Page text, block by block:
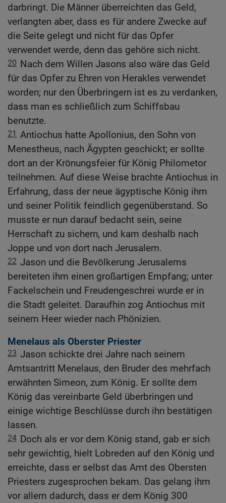
darbringt. Die Männer überreichten das Geld,
verlangten aber, dass es für andere Zwecke auf
die Seite gelegt und nicht für das Opfer
verwendet werde, denn das gehöre sich nicht.
20 Nach dem Willen Jasons also wäre das Geld
für das Opfer zu Ehren von Herakles verwendet
worden; nur den Überbringern ist es zu verdanken,
dass man es schließlich zum Schiffsbau
benutzte.
21 Antiochus hatte Apollonius, den Sohn von
Menestheus, nach Ägypten geschickt; er sollte
dort an der Krönungsfeier für König Philometor
teilnehmen. Auf diese Weise brachte Antiochus in
Erfahrung, dass der neue ägyptische König ihm
und seiner Politik feindlich gegenüberstand. So
musste er nun darauf bedacht sein, seine
Herrschaft zu sichern, und kam deshalb nach
Joppe und von dort nach Jerusalem.
22 Jason und die Bevölkerung Jerusalems
bereiteten ihm einen großartigen Empfang; unter
Fackelschein und Freudengeschrei wurde er in
die Stadt geleitet. Daraufhin zog Antiochus mit
seinem Heer wieder nach Phönizien.
Menelaus als Oberster Priester
23 Jason schickte drei Jahre nach seinem
Amtsantritt Menelaus, den Bruder des mehrfach
erwähnten Simeon, zum König. Er sollte dem
König das vereinbarte Geld überbringen und
einige wichtige Beschlüsse durch ihn bestätigen
lassen.
24 Doch als er vor dem König stand, gab er sich
sehr gewichtig, hielt Lobreden auf den König und
erreichte, dass er selbst das Amt des Obersten
Priesters zugesprochen bekam. Das gelang ihm
vor allem dadurch, dass er dem König 300